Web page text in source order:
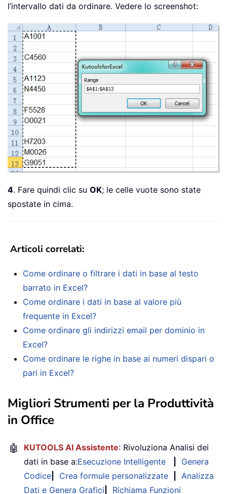
l’intervallo dati da ordinare. Vedere lo screenshot:
4. Fare quindi clic su OK; le celle vuote sono state
spostate in cima.
Articoli correlati:
Come ordinare o filtrare i dati in base al testo
barrato in Excel?
Come ordinare i dati in base al valore più
frequente in Excel?
Come ordinare gli indirizzi email per dominio in
Excel?
Come ordinare le righe in base ai numeri dispari o
pari in Excel?
Migliori Strumenti per la Produttività
in Office
🤖 KUTOOLS AI Assistente: Rivoluziona Analisi dei
dati in base a:Esecuzione Intelligente
Genera
Codice
Crea formule personalizzate
Analizza
Dati e Genera Grafici
Richiama Funzioni